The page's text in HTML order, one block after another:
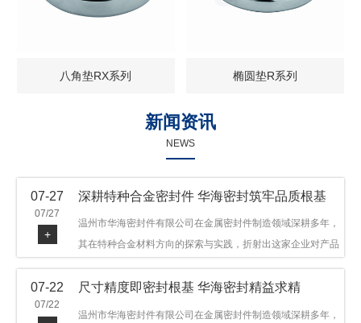
八角垫RX系列 椭圆垫R系列
新闻资讯
NEWS
07-27
07/27
+
深耕特种合金密封件 华海密封筑牢品质根基
温州市华海密封件有限公司在金属密封件制造领域深耕多年，
其在特种合金材料方向的探索与实践，折射出这家企业对产品
品，可提供多种材质方案，在石油机械、管道法兰、采油树、
07-22
07/22
尺寸精度即密封根基 华海密封精益求精
温州市华海密封件有限公司在金属密封件制造领域深耕多年，